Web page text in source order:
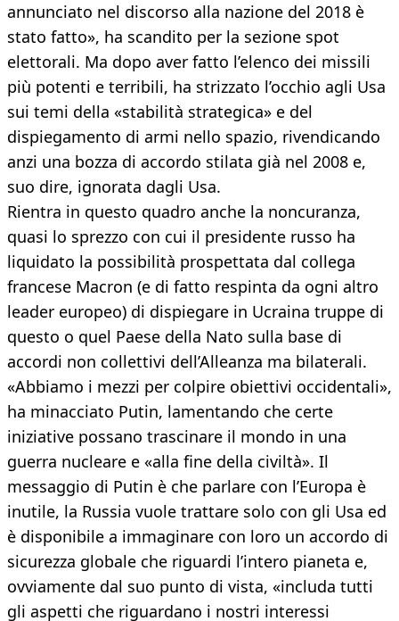
annunciato nel discorso alla nazione del 2018 è
stato fatto», ha scandito per la sezione spot
elettorali. Ma dopo aver fatto l’elenco dei missili
più potenti e terribili, ha strizzato l’occhio agli Usa
sui temi della «stabilità strategica» e del
dispiegamento di armi nello spazio, rivendicando
anzi una bozza di accordo stilata già nel 2008 e,
suo dire, ignorata dagli Usa.
Rientra in questo quadro anche la noncuranza,
quasi lo sprezzo con cui il presidente russo ha
liquidato la possibilità prospettata dal collega
francese Macron (e di fatto respinta da ogni altro
leader europeo) di dispiegare in Ucraina truppe di
questo o quel Paese della Nato sulla base di
accordi non collettivi dell’Alleanza ma bilaterali.
«Abbiamo i mezzi per colpire obiettivi occidentali»,
ha minacciato Putin, lamentando che certe
iniziative possano trascinare il mondo in una
guerra nucleare e «alla fine della civiltà». Il
messaggio di Putin è che parlare con l’Europa è
inutile, la Russia vuole trattare solo con gli Usa ed
è disponibile a immaginare con loro un accordo di
sicurezza globale che riguardi l’intero pianeta e,
ovviamente dal suo punto di vista, «includa tutti
gli aspetti che riguardano i nostri interessi